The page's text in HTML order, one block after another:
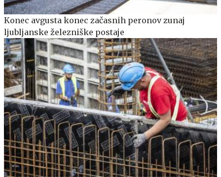
Konec avgusta konec začasnih peronov zunaj
ljubljanske železniške postaje